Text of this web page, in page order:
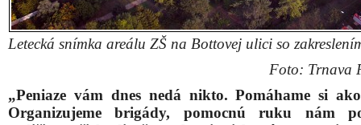
Letecká snímka areálu ZŠ na Bottovej ulici so
Foto: Trnava
„Peniaze vám dnes nedá nikto. Pomáhame si
Organizujeme brigády, pomocnú ruku nám